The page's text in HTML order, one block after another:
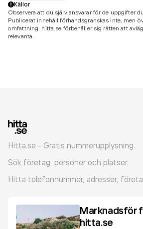
Källor
Observera att du själv ansvarar för de uppgifter
Publicerat innehåll förhandsgranskas inte, men
omfattning. hitta.se förbehåller sig rätten att
relevanta.
Hitta.se - Gratis nummerupplysning.
Sök företag, personer och platser.
Hitta telefonnummer, adresser,
Marknadsför
hitta.se